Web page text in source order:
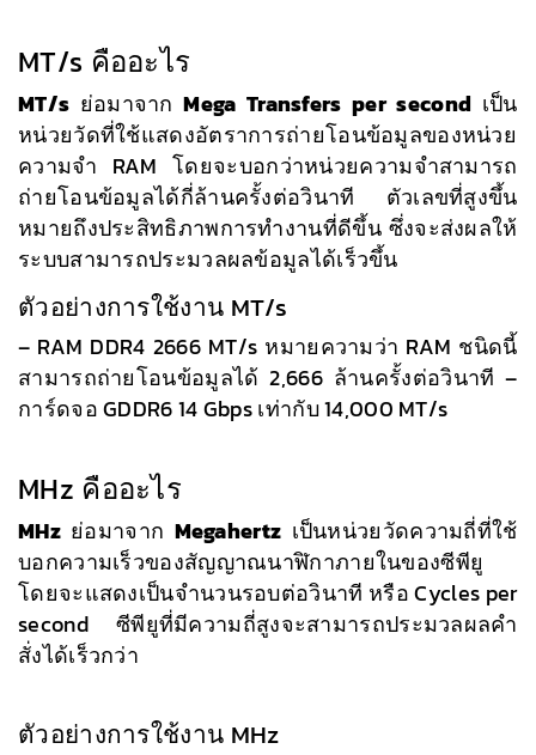
MT/s คืออะไร
MT/s ย่อมาจากMega Transfers per second เป็น
หน่วยวัดที่ใช้แสดงอัตราการถ่ายโอนข้อมูลของหน่วย
ความจำ RAM โดยจะบอกว่าหน่วยความจำสามารถ
ถ่ายโอนข้อมูลได้กี่ล้านครั้งต่อวินาที ตัวเลขที่สูงขึ้น
หมายถึงประสิทธิภาพการทำงานที่ดีขึ้น ซึ่งจะส่งผลให้
ระบบสามารถประมวลผลข้อมูลได้เร็วขึ้น
ตัวอย่างการใช้งาน MT/s
– RAM DDR4 2666 MT/s หมายความว่า RAM ชนิดนี้
สามารถถ่ายโอนข้อมูลได้ 2,666 ล้านครั้งต่อวินาที –
การ์ดจอ GDDR6 14 Gbps เท่ากับ 14,000 MT/s
MHz คืออะไร
MHzย่อมาจาก Megahertz เป็นหน่วยวัดความถี่ที่ใช้
บอกความเร็วของสัญญาณนาฬิกาภายในของซีพียู
โดยจะแสดงเป็นจำนวนรอบต่อวินาที หรือ Cycles per
second ซีพียูที่มีความถี่สูงจะสามารถประมวลผลคำ
สั่งได้เร็วกว่า
ตัวอย่างการใช้งาน MHz